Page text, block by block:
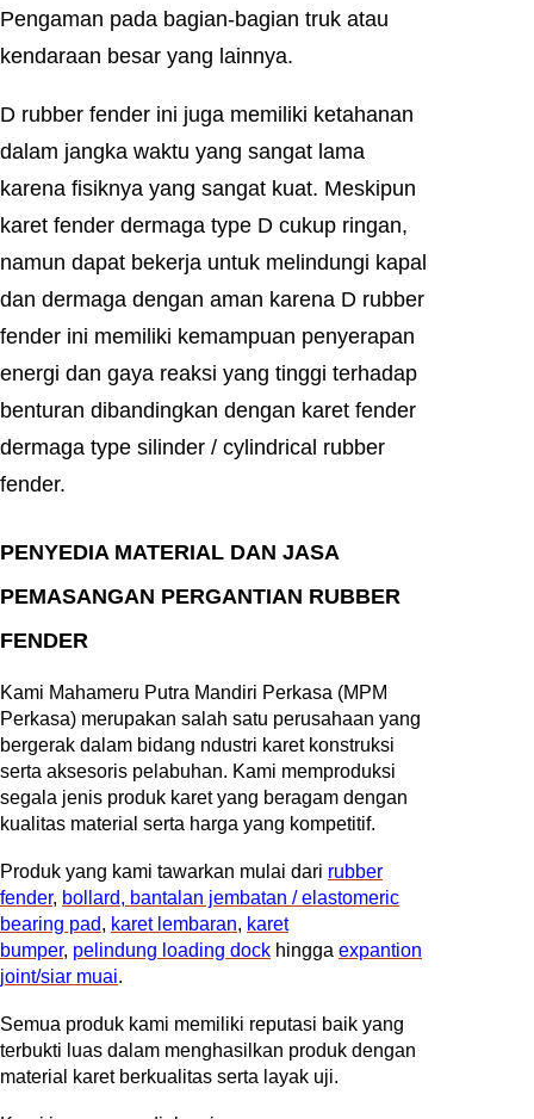
Pengaman pada bagian-bagian truk atau
kendaraan besar yang lainnya.
D rubber fender ini juga memiliki ketahanan
dalam jangka waktu yang sangat lama
karena fisiknya yang sangat kuat. Meskipun
karet fender dermaga type D cukup ringan,
namun dapat bekerja untuk melindungi kapal
dan dermaga dengan aman karena D rubber
fender ini memiliki kemampuan penyerapan
energi dan gaya reaksi yang tinggi terhadap
benturan dibandingkan dengan karet fender
dermaga type silinder / cylindrical rubber
fender.
PENYEDIA MATERIAL DAN JASA
PEMASANGAN PERGANTIAN RUBBER
FENDER
Kami Mahameru Putra Mandiri Perkasa (MPM
Perkasa) merupakan salah satu perusahaan yang
bergerak dalam bidang ndustri karet konstruksi
serta aksesoris pelabuhan. Kami memproduksi
segala jenis produk karet yang beragam dengan
kualitas material serta harga yang kompetitif.
Produk yang kami tawarkan mulai dari rubber
fender, bollard, bantalan jembatan / elastomeric
bearing pad, karet lembaran, karet
bumper, pelindung loading dock hingga expantion
joint/siar muai.
Semua produk kami memiliki reputasi baik yang
terbukti luas dalam menghasilkan produk dengan
material karet berkualitas serta layak uji.